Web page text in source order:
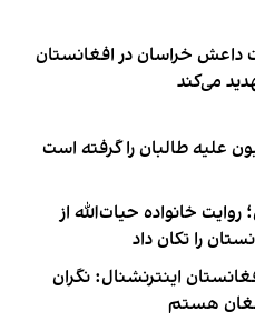
داعش خراسان در افغانستان
می‌کند
علیه طالبان را گرفته است
خانواده حیات‌الله از
را تکان داد
اینترنشنال: نگران
هستم